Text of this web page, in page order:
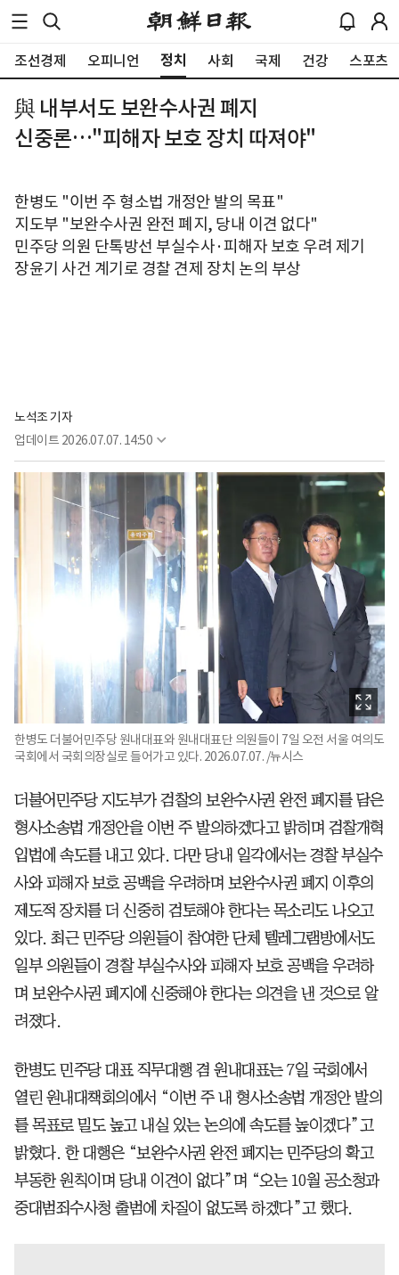
조선경제 오피니언 정치 사회 국제 건강 스포츠
與 내부서도 보완수사권 폐지
신중론…"피해자 보호 장치 따져야"
한병도 "이번 주 형소법 개정안 발의 목표"
지도부 "보완수사권 완전 폐지, 당내 이견 없다"
민주당 의원 단톡방선 부실수사·피해자 보호 우려 제기
장윤기 사건 계기로 경찰 견제 장치 논의 부상
노석조 기자
업데이트 2026.07.07. 14:50
한병도 더불어민주당 원내대표와 원내대표단 의원들이 7일 오전 서울 여의도
국회에서 국회의장실로 들어가고 있다. 2026.07.07. /뉴시스
더불어민주당 지도부가 검찰의 보완수사권 완전 폐지를 담은
형사소송법 개정안을 이번 주 발의하겠다고 밝히며 검찰개혁
입법에 속도를 내고 있다. 다만 당내 일각에서는 경찰 부실수
사와 피해자 보호 공백을 우려하며 보완수사권 폐지 이후의
제도적 장치를 더 신중히 검토해야 한다는 목소리도 나오고
있다. 최근 민주당 의원들이 참여한 단체 텔레그램방에서도
일부 의원들이 경찰 부실수사와 피해자 보호 공백을 우려하
며 보완수사권 폐지에 신중해야 한다는 의견을 낸 것으로 알
려졌다.
한병도 민주당 대표 직무대행 겸 원내대표는 7일 국회에서
열린 원내대책회의에서 “이번 주 내 형사소송법 개정안 발의
를 목표로 밀도 높고 내실 있는 논의에 속도를 높이겠다”고
밝혔다. 한 대행은 “보완수사권 완전 폐지는 민주당의 확고
부동한 원칙이며 당내 이견이 없다”며 “오는 10월 공소청과
중대범죄수사청 출범에 차질이 없도록 하겠다”고 했다.